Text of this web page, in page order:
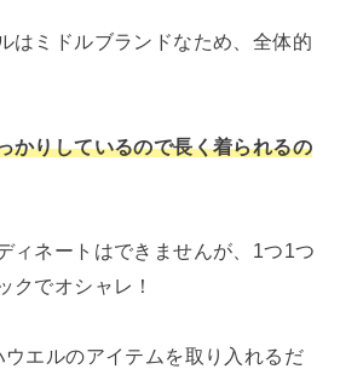
はミドルブランドなため、全体的
かりしているので長く着られるの
ィネートはできませんが、1つ1つ
クでオシャレ！
エルのアイテムを取り入れるだ